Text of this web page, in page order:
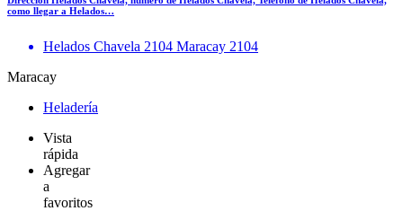
como llegar a Helados…
Helados Chavela 2104 Maracay 2104
Maracay
Heladería
Vista
rápida
Agregar
a
favoritos